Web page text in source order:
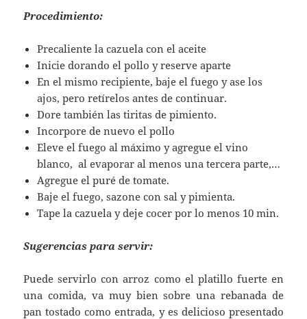
Procedimiento:
Precaliente la cazuela con el aceite
Inicie dorando el pollo y reserve aparte
En el mismo recipiente, baje el fuego y ase los
ajos, pero retírelos antes de continuar.
Dore también las tiritas de pimiento.
Incorpore de nuevo el pollo
Eleve el fuego al máximo y agregue el vino
blanco, al evaporar al menos una tercera parte,…
Agregue el puré de tomate.
Baje el fuego, sazone con sal y pimienta.
Tape la cazuela y deje cocer por lo menos 10 min.
Sugerencias para servir:
Puede servirlo con arroz como el platillo fuerte en
una comida, va muy bien sobre una rebanada de
pan tostado como entrada, y es delicioso presentado